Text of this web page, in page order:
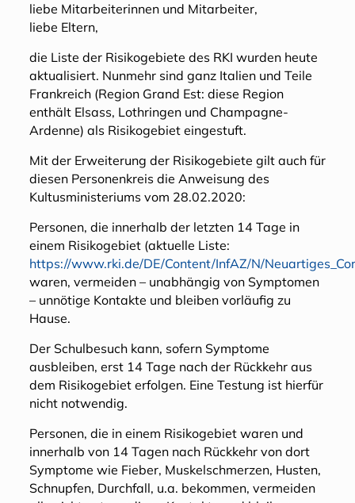
liebe Mitarbeiterinnen und Mitarbeiter,
liebe Eltern,
die Liste der Risikogebiete des RKI wurden heute
aktualisiert. Nunmehr sind ganz Italien und Teile
Frankreich (Region Grand Est: diese Region
enthält Elsass, Lothringen und Champagne-
Ardenne) als Risikogebiet eingestuft.
Mit der Erweiterung der Risikogebiete gilt auch für
diesen Personenkreis die Anweisung des
Kultusministeriums vom 28.02.2020:
Personen, die innerhalb der letzten 14 Tage in
einem Risikogebiet (aktuelle Liste:
https://www.rki.de/DE/Content/InfAZ/N/
waren, vermeiden – unabhängig von Symptomen
– unnötige Kontakte und bleiben vorläufig zu
Hause.
Der Schulbesuch kann, sofern Symptome
ausbleiben, erst 14 Tage nach der Rückkehr aus
dem Risikogebiet erfolgen. Eine Testung ist hierfür
nicht notwendig.
Personen, die in einem Risikogebiet waren und
innerhalb von 14 Tagen nach Rückkehr von dort
Symptome wie Fieber, Muskelschmerzen, Husten,
Schnupfen, Durchfall, u.a. bekommen, vermeiden